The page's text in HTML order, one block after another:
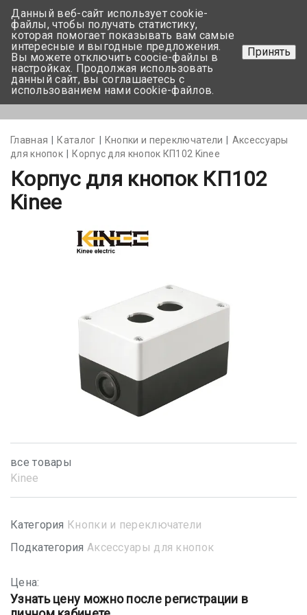
+375 17-350-99-56
+375 44-752-82-08
Задать вопрос
Главная Каталог Кнопки и переключатели
Аксессуары
для кнопок
Корпус для кнопок КП102 Kinee
Корпус для кнопок КП102
Kinee
все товары
Kinee
Категория Кнопки и переключатели
Подкатегория Аксессуары для кнопок
Цена:
Узнать цену можно после регистрации в
Данный веб-сайт использует cookie-
файлы, чтобы получать статистику,
которая помогает показывать вам самые
интересные и выгодные предложения.
Вы можете отключить coocie-файлы в
настройках. Продолжая использовать
данный сайт, вы соглашаетесь с
использованием нами cookie-файлов.
Принять